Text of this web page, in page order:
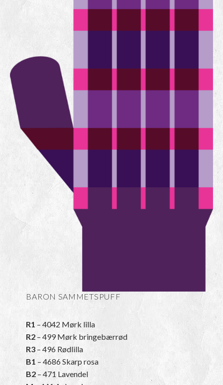
BARON SAMMETSPUFF
R1 – 4042 Mørk lilla
R2 – 499 Mørk bringebærrød
R3 – 496 Rødlilla
B1 – 4686 Skarp rosa
B2 – 471 Lavendel